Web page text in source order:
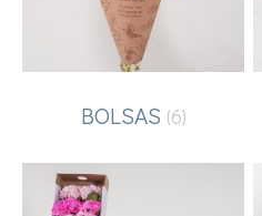
BOLSAS (6)